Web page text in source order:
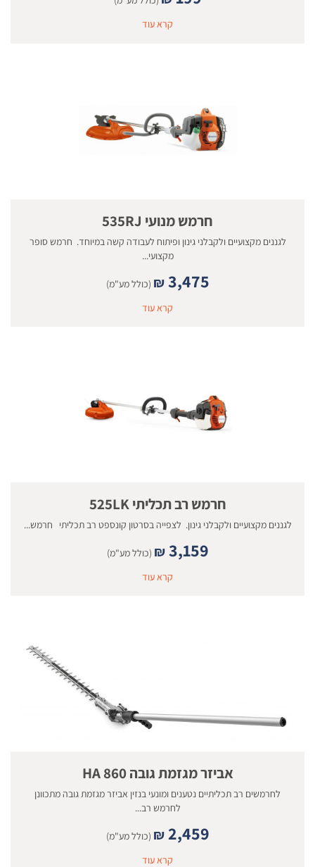
קרא עוד
חרמש מנועי 535RJ
לגננים מקצועיים ולקבלני גינון ופיתוח לעבודה קשה במיוחד. חרמש סופר
מקצועי...
₪ 3,475
(כולל מע"מ)
קרא עוד
חרמש רב תכליתי 525LK
לגננים מקצועיים ולקבלני גינון. לצפייה בסרטון קונספט רב תכליתי חרמש...
₪ 3,159
(כולל מע"מ)
קרא עוד
אביזר מגזמת גובה 860 HA
לחרמשים רב תכליתיים נטענים ומונעי בנזין אביזר מגזמת גובה מתכוונן
לחרמש רב...
₪ 2,459
(כולל מע"מ)
קרא עוד